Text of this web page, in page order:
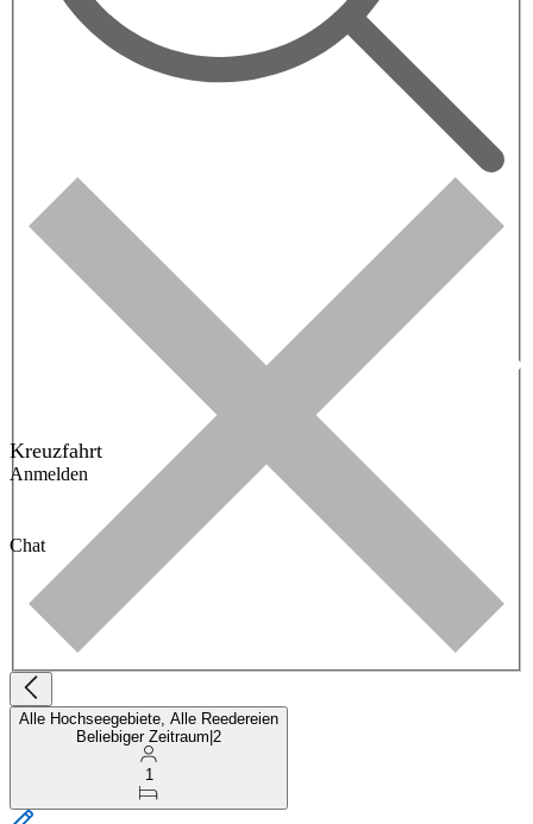
Kreuzfahrt
Anmelden
Chat
Alle Hochseegebiete, Alle Reedereien
Beliebiger Zeitraum 2
1